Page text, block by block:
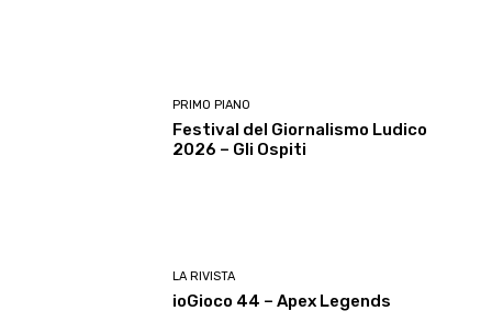
PRIMO PIANO
Festival del Giornalismo Ludico
2026 – Gli Ospiti
LA RIVISTA
ioGioco 44 – Apex Legends